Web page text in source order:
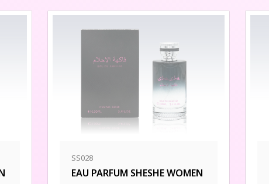
SS028
EAU PARFUM SHESHE WOMEN